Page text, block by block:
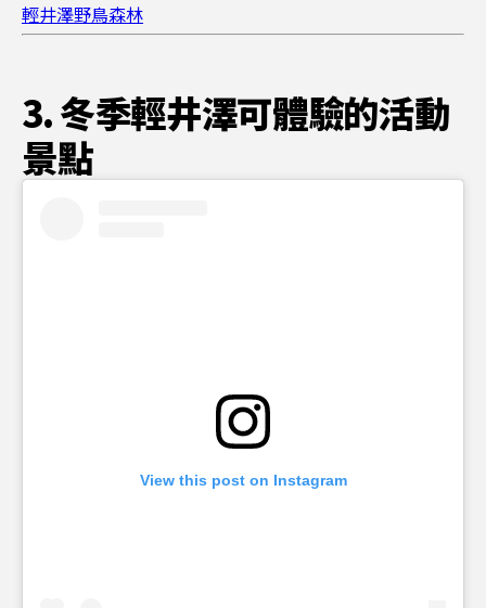
輕井澤野鳥森林
3. 冬季輕井澤可體驗的活動
景點
View this post on Instagram